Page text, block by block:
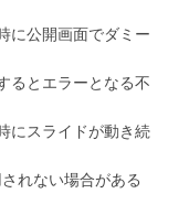
に公開画面でダミー
るとエラーとなる不
にスライドが動き続
れない場合がある